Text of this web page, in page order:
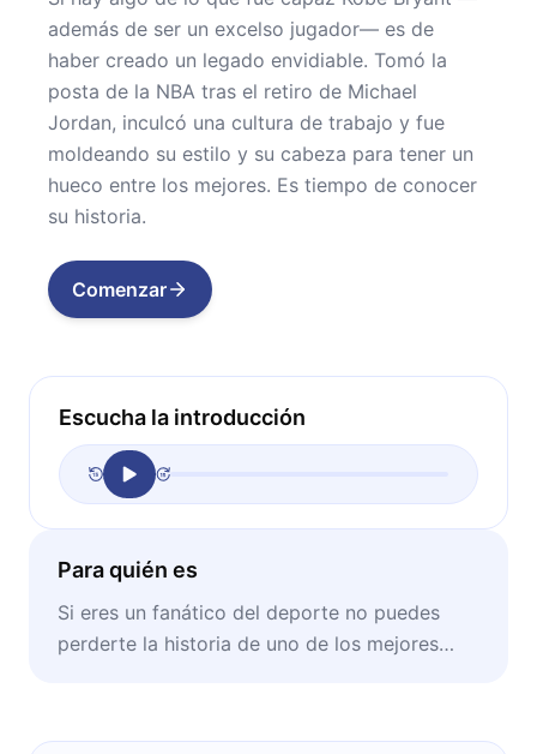
además de ser un excelso jugador— es de
haber creado un legado envidiable. Tomó la
posta de la NBA tras el retiro de Michael
Jordan, inculcó una cultura de trabajo y fue
moldeando su estilo y su cabeza para tener un
hueco entre los mejores. Es tiempo de conocer
su historia.
Comenzar
Escucha la introducción
Para quién es
Si eres un fanático del deporte no puedes
perderte la historia de uno de los mejores